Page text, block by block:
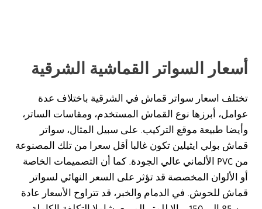
أسعار السواتر القماشية الشرقية
تختلف اسعار سواتر قماش في الشرقية باختلاف عدة
عوامل، أبرزها نوع القماش المستخدم، ومقاسات الساتر،
وأيضا طبيعة موقع التركيب. على سبيل المثال، سواتر
قماش بولي ايثيلين تكون غالبا أقل سعرا من تلك المصنوعة
من PVC الألماني عالي الجودة. كما أن التصميمات الخاصة
أو الألوان المخصصة قد تؤثر على السعر النهائي لسواتر
قماش للحوش. في الدمام والخبر، قد تتراوح الأسعار عادة